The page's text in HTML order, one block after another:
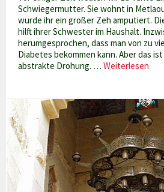
Schwiegermutter. Sie wohnt in
wurde ihr ein großer Zeh amputiert.
hilft ihrer Schwester im Haushalt.
herumgesprochen, dass man von zu
Diabetes bekommen kann. Aber das
abstrakte Drohung. …Weiterlesen